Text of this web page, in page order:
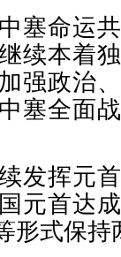
塞命运
续本着
强政治
塞全面
发挥元
元首达
形式保